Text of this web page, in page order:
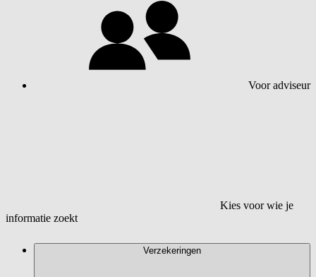
Voor adviseur
Kies voor wie je
informatie zoekt
Verzekeringen